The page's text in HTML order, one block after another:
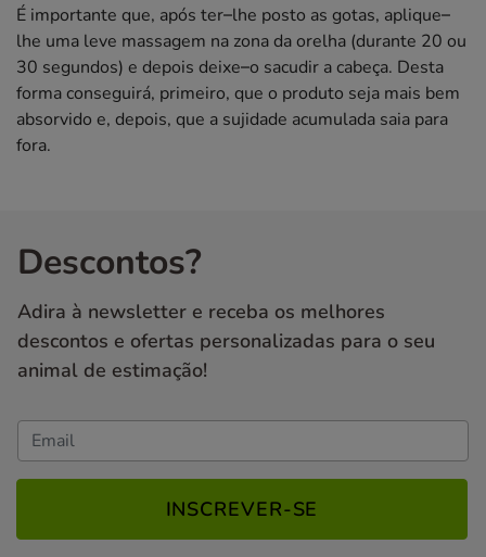
É importante que, após ter–lhe posto as gotas, aplique–
lhe uma leve massagem na zona da orelha (durante 20 ou
30 segundos) e depois deixe–o sacudir a cabeça. Desta
forma conseguirá, primeiro, que o produto seja mais bem
absorvido e, depois, que a sujidade acumulada saia para
fora.
Descontos?
Adira à newsletter e receba os melhores
descontos e ofertas personalizadas para o seu
animal de estimação!
INSCREVER-SE